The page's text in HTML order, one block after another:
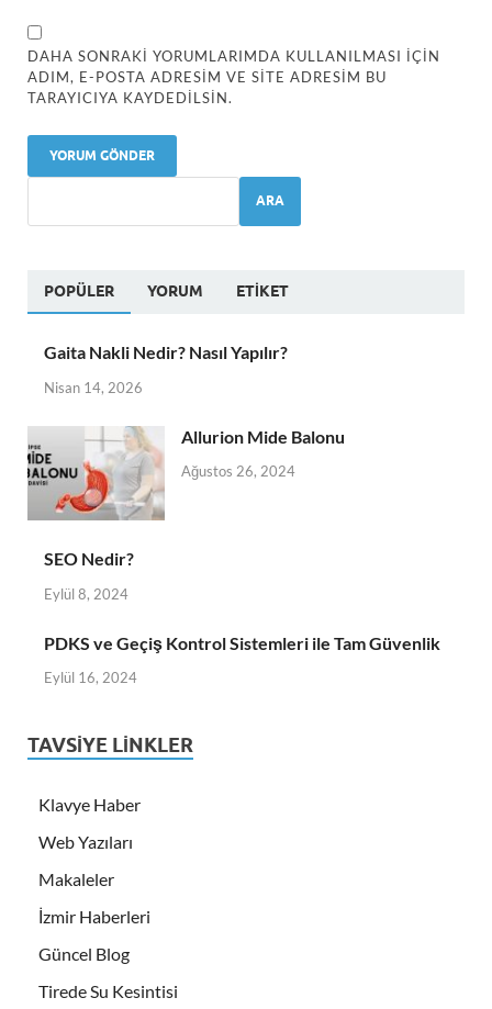
DAHA SONRAKI YORUMLARIMDA KULLANILMASI IÇIN
ADIM, E-POSTA ADRESIM VE SITE ADRESIM BU
TARAYICIYA KAYDEDILSIN.
ARA
POPÜLER YORUM ETIKET
Gaita Nakli Nedir? Nasıl Yapılır?
Nisan 14, 2026
Allurion Mide Balonu
Ağustos 26, 2024
SEO Nedir?
Eylül 8, 2024
PDKS ve Geçiş Kontrol Sistemleri ile Tam Güvenlik
Eylül 16, 2024
TAVSIYE LINKLER
Klavye Haber
Web Yazıları
Makaleler
İzmir Haberleri
Güncel Blog
Tirede Su Kesintisi